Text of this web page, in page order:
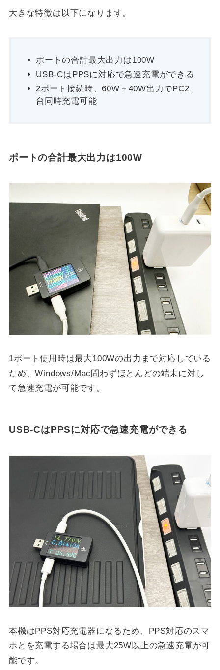
大きな特徴は以下になります。
ポートの合計最大出力は100W
USB-CはPPSに対応で急速充電ができる
2ポート接続時、60W＋40W出力でPC2
台同時充電可能
ポートの合計最大出力は100W
1ポート使用時は最大100Wの出力まで対応している
ため、Windows/Mac問わずほとんどの端末に対し
て急速充電が可能です。
USB-CはPPSに対応で急速充電ができる
本機はPPS対応充電器になるため、PPS対応のスマ
ホとを充電する場合は最大25W以上の急速充電が可
能です。